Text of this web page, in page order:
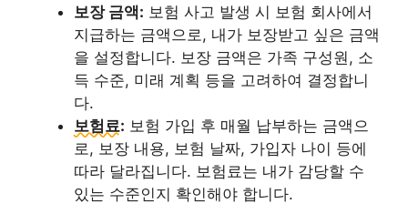
보장 금액: 보험 사고 발생 시 보험 회사에서
지급하는 금액으로, 내가 보장받고 싶은 금액
을 설정합니다. 보장 금액은 가족 구성원, 소
득 수준, 미래 계획 등을 고려하여 결정합니
다.
보험료: 보험 가입 후 매월 납부하는 금액으
로, 보장 내용, 보험 날짜, 가입자 나이 등에
따라 달라집니다. 보험료는 내가 감당할 수
있는 수준인지 확인해야 합니다.